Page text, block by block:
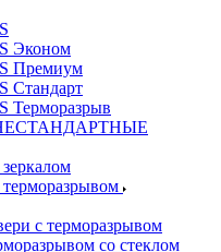
Эконом
Премиум
Стандарт
Терморазрыв
НЕСТАНДАРТНЫЕ
с терморазрывом
со стеклом